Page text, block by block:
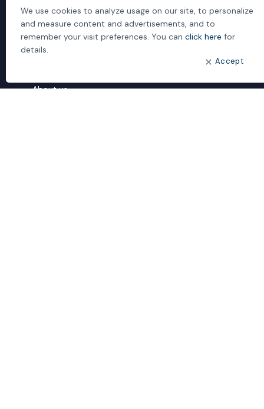
ideal IDM
Mobil Yaka
Managed Services
About us
We use cookies to analyze usage on our site, to personalize
and measure content and advertisements, and to
remember your visit preferences. You can click here for
details.
Accept